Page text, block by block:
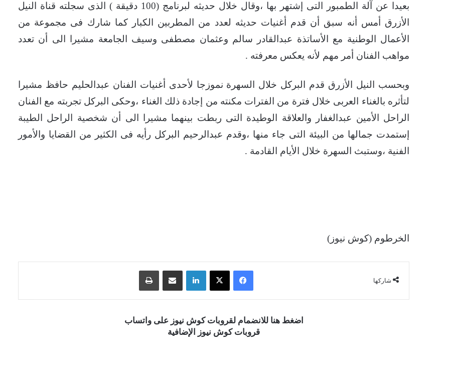
بعيدا عن آلة الطمبور التى إشتهر بها ،وقال خلال حديثه لبرنامج (100 دقيقة ) الذى سجلته قناة النيل
الأزرق أمس أنه سبق أن قدم أغنيات حديثه لعدد من المطربين الكبار كما شارك فى مجموعة من
الأعمال الوطنية مع الأساتذة عبدالقادر سالم وعثمان مصطفى وسيف الجامعة مشيرا الى أن تعدد
مواهب الفنان أمر مهم لأنه يعكس معرفته .
وبحسب النيل الأزرق قدم البركل خلال السهرة نموزجا لأحدى أغنيات الفنان عبدالحليم حافظ مشيرا
لتأثره بالغناء العربى خلال فترة من الفترات مكنته من إجادة ذلك الغناء ،وحكى البركل تجربته مع الفنان
الراحل الأمين عبدالغفار والعلاقة الوطيدة التى ربطت بينهما مشيرا الى أن شخصية الراحل الطيبة
إستمدت جمالها من البيئة التى جاء منها ،وقدم عبدالرحيم البركل رأيه فى الكثير من القضايا والأمور
الفنية ،وستبث السهرة خلال الأيام القادمة .
الخرطوم (كوش نيوز)
شاركها
فيسبوك ‫X لينكدإن مشاركة عبر البريد
اضغط هنا للانضمام لقروبات كوش نيوز على واتساب
قروبات كوش نيوز الإضافية